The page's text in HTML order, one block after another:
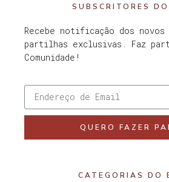
SUBSCRITORES
Recebe notificação dos novos
partilhas exclusivas. Faz
Comunidade!
QUERO FAZER
CATEGORIAS DO